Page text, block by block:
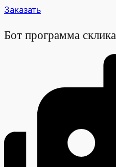
Заказать
Бот программа склика